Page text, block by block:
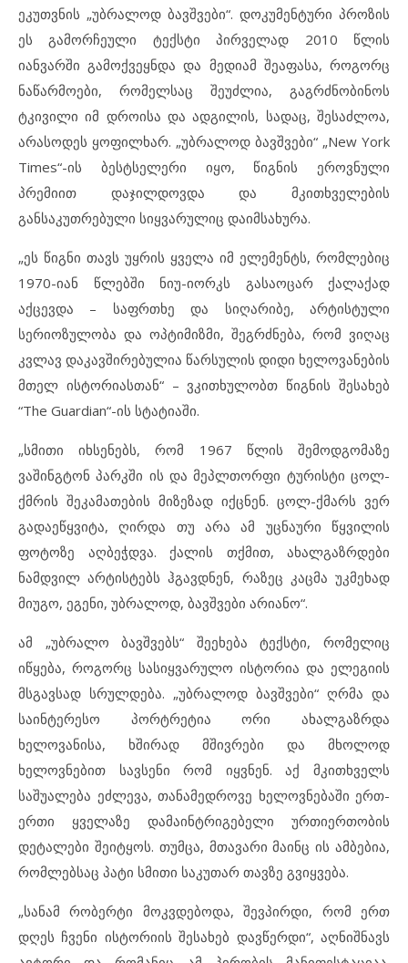
ეკუთვნის „უბრალოდ ბავშვები“. დოკუმენტური პროზის
ეს გამორჩეული ტექსტი პირველად 2010 წლის
იანვარში გამოქვეყნდა და მედიამ შეაფასა, როგორც
ნაწარმოები, რომელსაც შეუძლია, გაგრძნობინოს
ტკივილი იმ დროისა და ადგილის, სადაც, შესაძლოა,
არასოდეს ყოფილხარ. „უბრალოდ ბავშვები“ „New York
Times“-ის ბესტსელერი იყო, წიგნის ეროვნული
პრემიით დაჯილდოვდა და მკითხველების
განსაკუთრებული სიყვარულიც დაიმსახურა.
„ეს წიგნი თავს უყრის ყველა იმ ელემენტს, რომლებიც
1970-იან წლებში ნიუ-იორკს გასაოცარ ქალაქად
აქცევდა – საფრთხე და სიღარიბე, არტისტული
სერიოზულობა და ოპტიმიზმი, შეგრძნება, რომ ვიღაც
კვლავ დაკავშირებულია წარსულის დიდი ხელოვანების
მთელ ისტორიასთან“ – ვკითხულობთ წიგნის შესახებ
“The Guardian“-ის სტატიაში.
„სმითი იხსენებს, რომ 1967 წლის შემოდგომაზე
ვაშინგტონ პარკში ის და მეპლთორფი ტურისტი ცოლ-
ქმრის შეკამათების მიზეზად იქცნენ. ცოლ-ქმარს ვერ
გადაეწყვიტა, ღირდა თუ არა ამ უცნაური წყვილის
ფოტოზე აღბეჭდვა. ქალის თქმით, ახალგაზრდები
ნამდვილ არტისტებს ჰგავდნენ, რაზეც კაცმა უკმეხად
მიუგო, ეგენი, უბრალოდ, ბავშვები არიანო“.
ამ „უბრალო ბავშვებს“ შეეხება ტექსტი, რომელიც
იწყება, როგორც სასიყვარულო ისტორია და ელეგიის
მსგავსად სრულდება. „უბრალოდ ბავშვები“ ღრმა და
საინტერესო პორტრეტია ორი ახალგაზრდა
ხელოვანისა, ხშირად მშივრები და მხოლოდ
ხელოვნებით სავსენი რომ იყვნენ. აქ მკითხველს
საშუალება ეძლევა, თანამედროვე ხელოვნებაში ერთ-
ერთი ყველაზე დამაინტრიგებელი ურთიერთობის
დეტალები შეიტყოს. თუმცა, მთავარი მაინც ის ამბებია,
რომლებსაც პატი სმითი საკუთარ თავზე გვიყვება.
„სანამ რობერტი მოკვდებოდა, შევპირდი, რომ ერთ
დღეს ჩვენი ისტორიის შესახებ დავწერდი“, აღნიშნავს